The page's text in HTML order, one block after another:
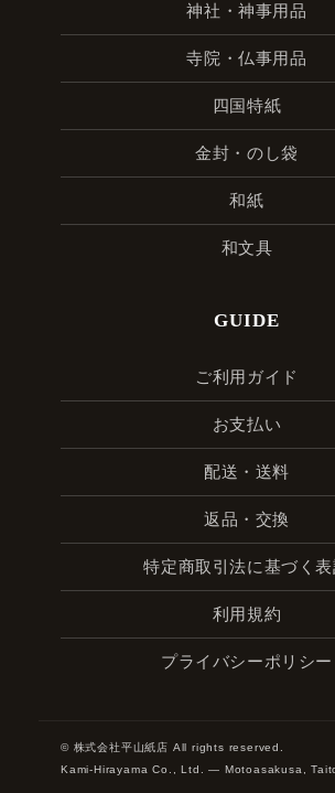
神社・神事用品
寺院・仏事用品
四国特紙
金封・のし袋
和紙
和文具
GUIDE
ご利用ガイド
お支払い
配送・送料
返品・交換
特定商取引法に基づく
利用規約
プライバシーポリシー
© 株式会社平山紙店 All rights reserved.
Kami-Hirayama Co., Ltd. — Motoasakusa,